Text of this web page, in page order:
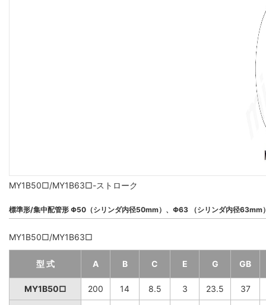
MY1B50□/MY1B63□-ストローク
標準形/集中配管形 Φ50（シリンダ内径50mm）、Φ63 （シリンダ内径63mm
MY1B50□/MY1B63□
型 式 A B C E G GB
MY1B50□ 200 14 8.5 3 23.5 37